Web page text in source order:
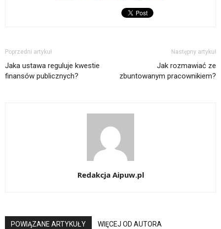
Poprzedni artykuł
Jaka ustawa reguluje kwestie
finansów publicznych?
Następny artykuł
Jak rozmawiać ze
zbuntowanym pracownikiem?
Redakcja Aipuw.pl
POWIĄZANE ARTYKUŁY WIĘCEJ OD AUTORA